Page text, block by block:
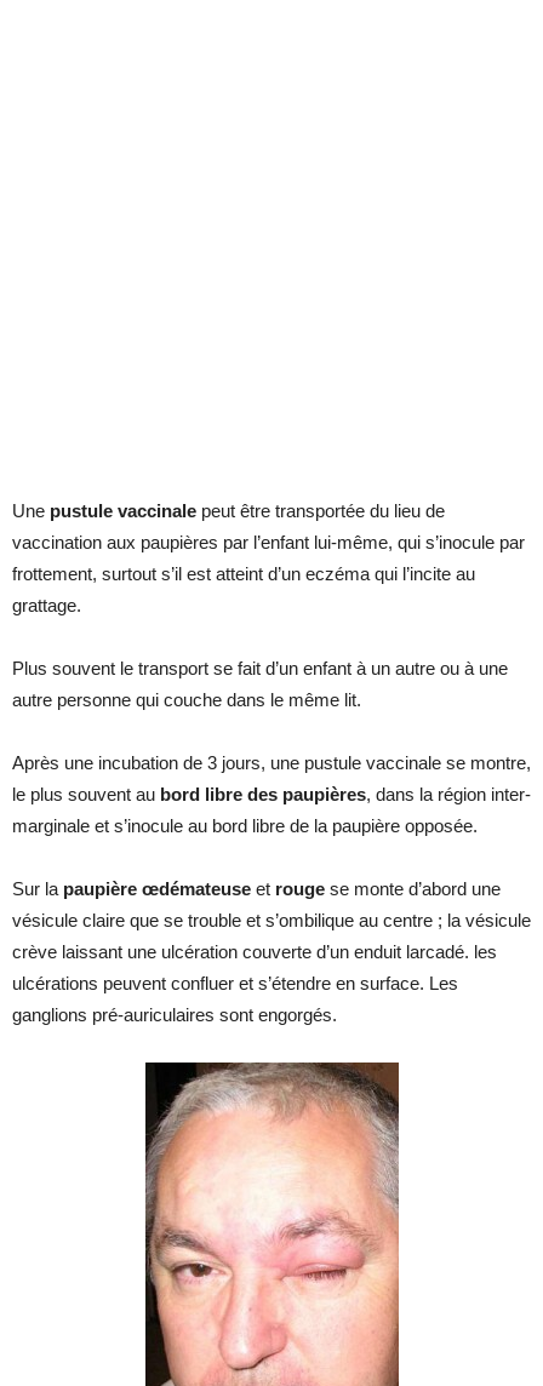
Une pustule vaccinale peut être transportée du lieu de
vaccination aux paupières par l’enfant lui-même, qui s’inocule par
frottement, surtout s’il est atteint d’un eczéma qui l’incite au
grattage.
Plus souvent le transport se fait d’un enfant à un autre ou à une
autre personne qui couche dans le même lit.
Après une incubation de 3 jours, une pustule vaccinale se montre,
le plus souvent au bord libre des paupières, dans la région inter-
marginale et s’inocule au bord libre de la paupière opposée.
Sur la paupière œdémateuse et rouge se monte d’abord une
vésicule claire que se trouble et s’ombilique au centre ; la vésicule
crève laissant une ulcération couverte d’un enduit larcadé. les
ulcérations peuvent confluer et s’étendre en surface. Les
ganglions pré-auriculaires sont engorgés.